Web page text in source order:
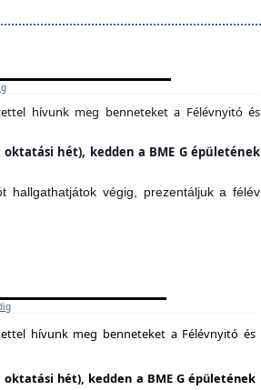
hívunk meg benneteket a Félévnyitó és
hét), kedden a BME G épületének
hallgathatjátok végig, prezentáljuk a félév
hívunk meg benneteket a Félévnyitó és
hét), kedden a BME G épületének